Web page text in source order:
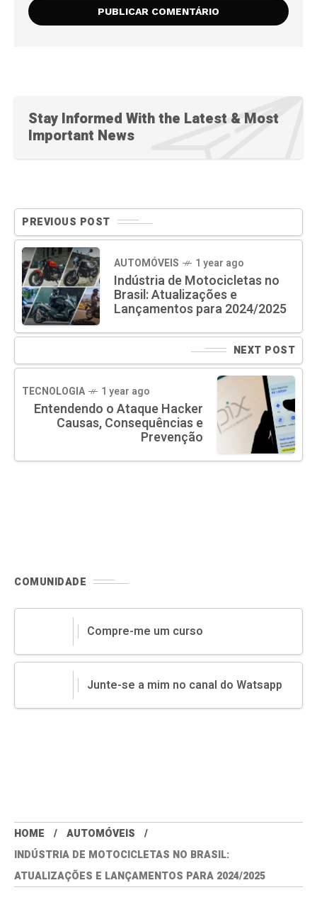
Stay Informed With the Latest & Most
Important News
PREVIOUS POST
AUTOMÓVEIS 1 year ago
Indústria de Motocicletas no
Brasil: Atualizações e
Lançamentos para 2024/2025
NEXT POST
TECNOLOGIA 1 year ago
Entendendo o Ataque Hacker
Causas, Consequências e
Prevenção
COMUNIDADE
Compre-me um curso
Junte-se a mim no canal do Watsapp
HOME
AUTOMÓVEIS
INDÚSTRIA DE MOTOCICLETAS NO BRASIL:
ATUALIZAÇÕES E LANÇAMENTOS PARA 2024/2025